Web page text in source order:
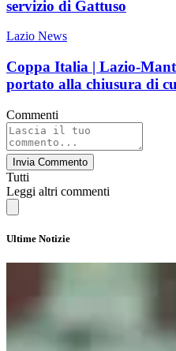
servizio di Gattuso
Lazio News
Coppa Italia | Lazio-
portato alla chiusura di
Commenti
Invia Commento
Tutti
Leggi altri commenti
Ultime Notizie